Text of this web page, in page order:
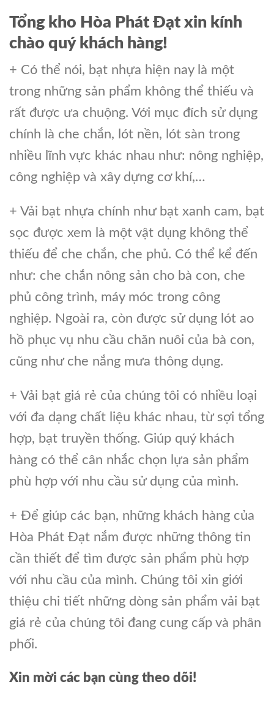
Tổng kho Hòa Phát Đạt xin kính
chào quý khách hàng!
+ Có thể nói, bạt nhựa hiện nay là một
trong những sản phẩm không thể thiếu và
rất được ưa chuộng. Với mục đích sử dụng
chính là che chắn, lót nền, lót sàn trong
nhiều lĩnh vực khác nhau như: nông nghiệp,
công nghiệp và xây dựng cơ khí,…
+ Vải bạt nhựa chính như bạt xanh cam, bạt
sọc được xem là một vật dụng không thể
thiếu để che chắn, che phủ. Có thể kể đến
như: che chắn nông sản cho bà con, che
phủ công trình, máy móc trong công
nghiệp. Ngoài ra, còn được sử dụng lót ao
hồ phục vụ nhu cầu chăn nuôi của bà con,
cũng như che nắng mưa thông dụng.
+ Vải bạt giá rẻ của chúng tôi có nhiều loại
với đa dạng chất liệu khác nhau, từ sợi tổng
hợp, bạt truyền thống. Giúp quý khách
hàng có thể cân nhắc chọn lựa sản phẩm
phù hợp với nhu cầu sử dụng của mình.
+ Để giúp các bạn, những khách hàng của
Hòa Phát Đạt nắm được những thông tin
cần thiết để tìm được sản phẩm phù hợp
với nhu cầu của mình. Chúng tôi xin giới
thiệu chi tiết những dòng sản phẩm vải bạt
giá rẻ của chúng tôi đang cung cấp và phân
phối.
Xin mời các bạn cùng theo dõi!